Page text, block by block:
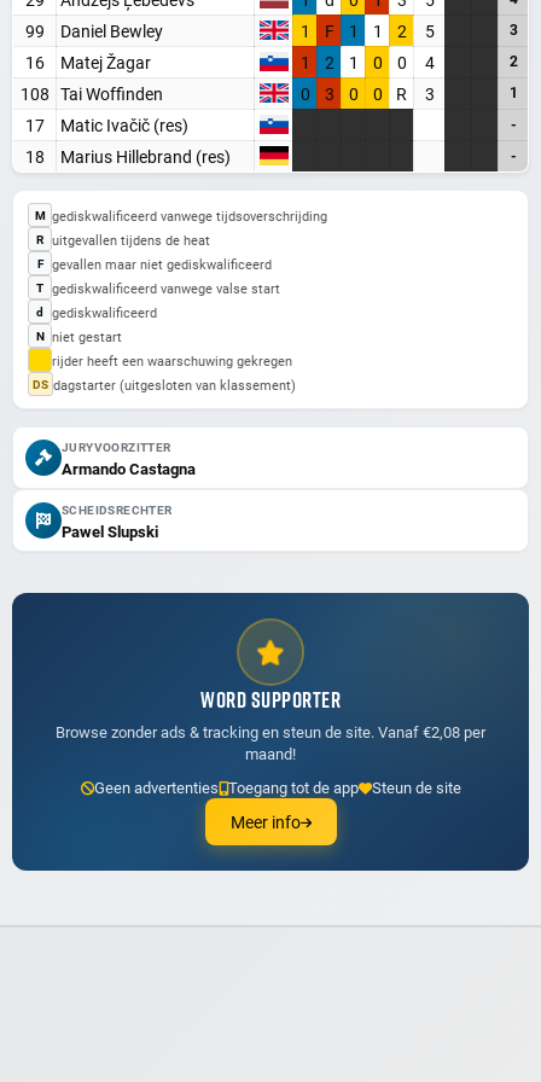
99 Daniel Bewley 1 F 1 1 2 5 3
16 Matej Žagar 1 2 1 0 0 4 2
108 Tai Woffinden 0 3 0 0 R 3 1
17 Matic Ivačič (res) -
18 Marius Hillebrand (res) -
M gediskwalificeerd vanwege tijdsoverschrijding
R uitgevallen tijdens de heat
F gevallen maar niet gediskwalificeerd
T gediskwalificeerd vanwege valse start
d gediskwalificeerd
N niet gestart
rijder heeft een waarschuwing gekregen
DS dagstarter (uitgesloten van klassement)
JURYVOORZITTER
Armando Castagna
SCHEIDSRECHTER
Pawel Slupski
WORD SUPPORTER
Browse zonder ads & tracking en steun de site. Vanaf €2,08 per
maand!
Geen advertenties Toegang tot de app Steun de site
Meer info
Maak een gratis account aan
Word Supporter, zonder advertenties & tracking
Steun de site
Registreer gratis
Misschien later